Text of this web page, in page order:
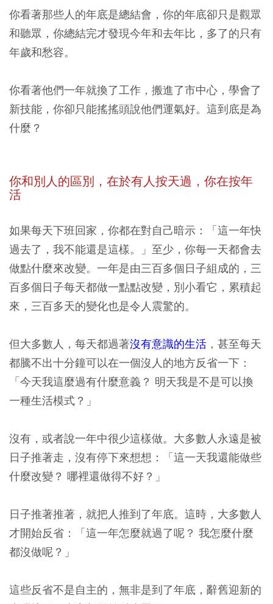
你看著那些人的年底是總結會，你的年底卻只是觀眾
和聽眾，你總結完才發現今年和去年比，多了的只有
年歲和愁容。
你看著他們一年就換了工作，搬進了市中心，學會了
新技能，你卻只能搖搖頭說他們運氣好。這到底是為
什麼？
你和別人的區別，在於有人按天過，你在按年
活
如果每天下班回家，你都在對自己暗示：「這一年快
過去了，我不能還是這樣。」至少，你每一天都會去
做點什麼來改變。一年是由三百多個日子組成的，三
百多個日子每天都做一點點改變，別小看它，累積起
來，三百多天的變化也是令人震驚的。
但大多數人，每天都過著沒有意識的生活 ，甚至每天
都騰不出十分鐘可以在一個沒人的地方反省一下：
「今天我這麼過有什麼意義？ 明天我是不是可以換
一種生活模式？」
沒有，或者說一年中很少這樣做。大多數人永遠是被
日子推著走，沒有停下來想想：「這一天我還能做些
什麼改變？ 哪裡還做得不好？」
日子推著推著，就把人推到了年底。這時，大多數人
才開始反省：「這一年怎麼就過了呢？ 我怎麼什麼
都沒做呢？」
這些反省不是自主的，無非是到了年底，辭舊迎新的